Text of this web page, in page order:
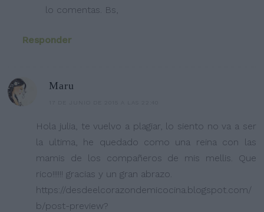
lo comentas. Bs,
Responder
Maru
Hola julia, te vuelvo a plagiar, lo siento no va a ser
la ultima, he quedado como una reina con las
mamis de los compañeros de mis mellis. Que
rico!!!!!! gracias y un gran abrazo.
https://desdeelcorazondemicocina.blogspot.com/
b/post-preview?